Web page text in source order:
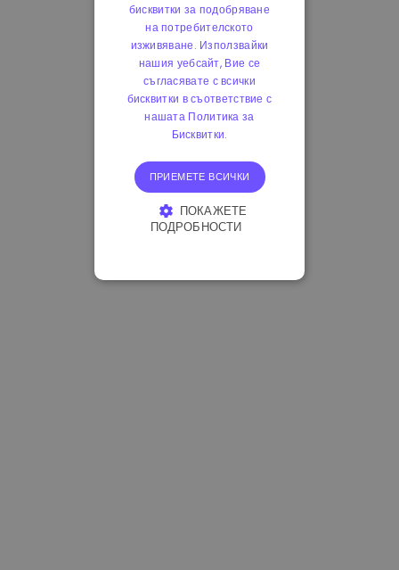
бисквитки за подобряване
на потребителското
изживяване. Използвайки
нашия уебсайт, Вие се
съгласявате с всички
бисквитки в съответствие с
нашата Политика за
Бисквитки.
ПРИЕМЕТЕ ВСИЧКИ
ПОКАЖЕТЕ
ПОДРОБНОСТИ